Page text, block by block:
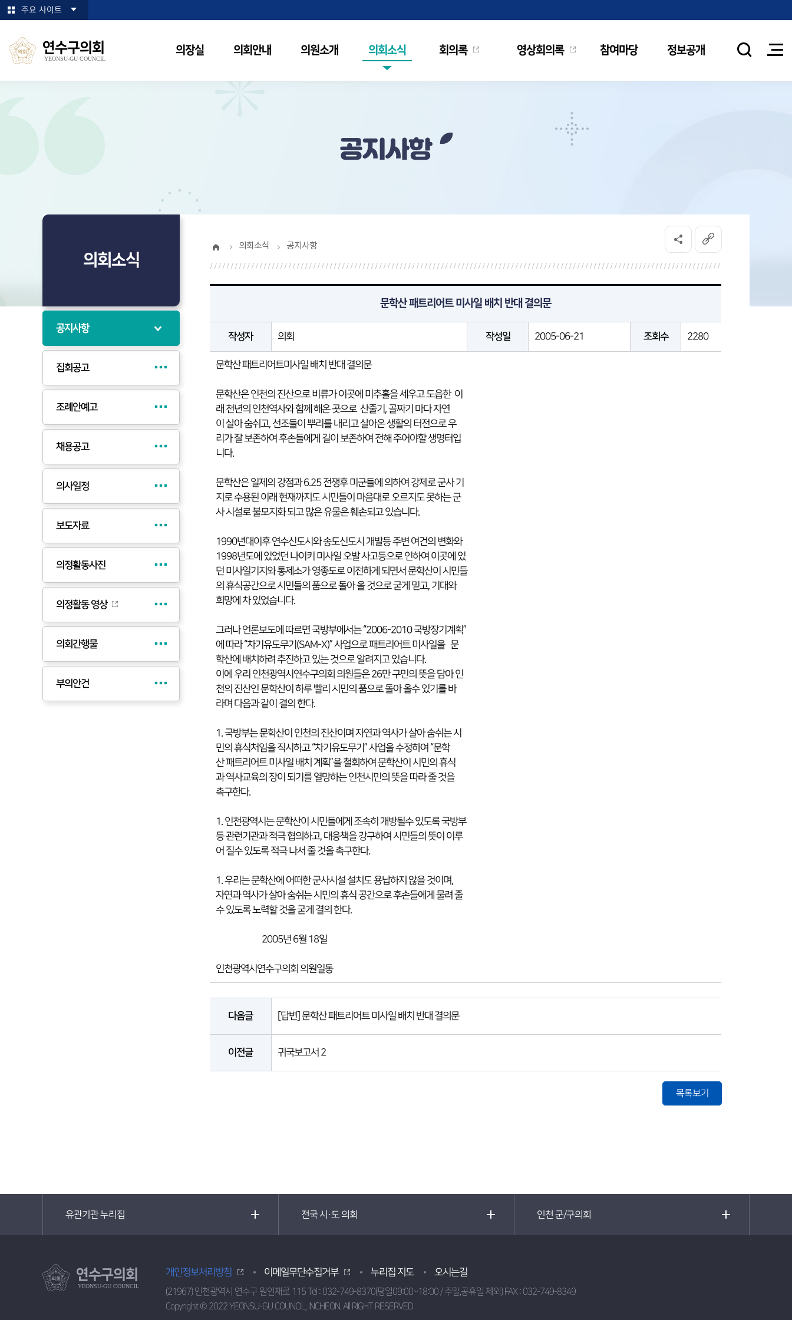
본문바로가기
주요 사이트
연수구의회
YEONSU-GU COUNCIL
의장실 의회안내 의원소개 의회소식 회의록 영상회의록 참여마당 정보공개
공지사항
의회소식
공지사항
집회공고
조례안예고
채용공고
의사일정
보도자료
의정활동사진
의정활동 영상
의회간행물
부의안건
의회소식 공지사항
문학산 패트리어트 미사일 배치 반대 결의문
작성자 의회 작성일 2005-06-21 조회수 2280
문학산 패트리어트미사일 배치 반대 결의문
문학산은 인천의 진산으로 비류가 이곳에 미추홀을 세우고 도읍한 이
래 천년의 인천역사와 함께 해온 곳으로 산줄기, 골짜기 마다 자연
이 살아 숨쉬고, 선조들이 뿌리를 내리고 살아온 생활의 터전으로 우
리가 잘 보존하여 후손들에게 길이 보존하여 전해 주어야할 생명터입
니다.
문학산은 일제의 강점과 6.25 전쟁후 미군들에 의하여 강제로 군사 기
지로 수용된 이래 현재까지도 시민들이 마음대로 오르지도 못하는 군
사 시설로 불모지화 되고 많은 유물은 훼손되고 있습니다.
1990년대이후 연수신도시와 송도신도시 개발등 주변 여건의 변화와
1998년도에 있었던 나이키 미사일 오발 사고등으로 인하여 이곳에 있
던 미사일기지와 통제소가 영종도로 이전하게 되면서 문학산이 시민들
의 휴식공간으로 시민들의 품으로 돌아 올 것으로 굳게 믿고, 기대와
희망에 차 있었습니다.
그러나 언론보도에 따르면 국방부에서는 “2006-2010 국방장기계획”
에 따라 “차기유도무기(SAM-X)” 사업으로 패트리어트 미사일을 문
학산에 배치하려 추진하고 있는 것으로 알려지고 있습니다.
이에 우리 인천광역시연수구의회 의원들은 26만 구민의 뜻을 담아 인
천의 진산인 문학산이 하루 빨리 시민의 품으로 돌아 올수 있기를 바
라며 다음과 같이 결의 한다.
1. 국방부는 문학산이 인천의 진산이며 자연과 역사가 살아 숨쉬는 시
민의 휴식처임을 직시하고 “차기유도무기” 사업을 수정하여 “문학
산 패트리어트 미사일 배치 계획”을 철회하여 문학산이 시민의 휴식
과 역사교육의 장이 되기를 열망하는 인천시민의 뜻을 따라 줄 것을
촉구한다.
1. 인천광역시는 문학산이 시민들에게 조속히 개방될수 있도록 국방부
등 관련기관과 적극 협의하고, 대응책을 강구하여 시민들의 뜻이 이루
어 질수 있도록 적극 나서 줄 것을 촉구한다.
1. 우리는 문학산에 어떠한 군사시설 설치도 용납하지 않을 것이며,
자연과 역사가 살아 숨쉬는 시민의 휴식 공간으로 후손들에게 물려 줄
수 있도록 노력할 것을 굳게 결의 한다.
2005년 6월 18일
인천광역시연수구의회 의원일동
다음글 [답변] 문학산 패트리어트 미사일 배치 반대 결의문
이전글 귀국보고서 2
목록보기
유관기관 누리집 전국 시·도 의회 인천 군/구의회
연수구의회
YEONSU-GU COUNCIL
개인정보처리방침 이메일무단수집거부 누리집 지도 오시는길
(21967) 인천광역시 연수구 원인재로 115Tel : 032-749-8370(평일09:00~18:00 / 주말,공휴일 제외)FAX : 032-749-8349
Copyright © 2022 YEONSU-GU COUNCIL, INCHEON. All RIGHT RESERVED